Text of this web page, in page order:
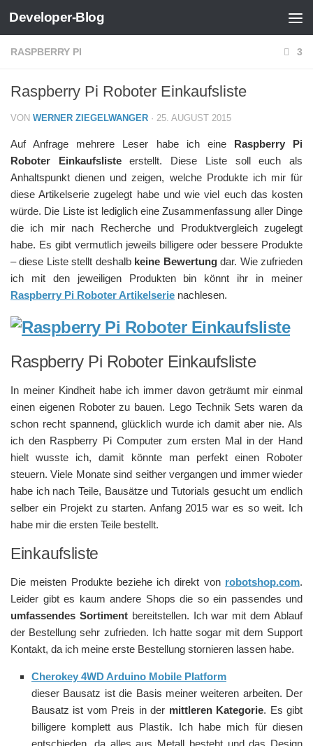
Zum Inhalt springen
Developer-Blog
RASPBERRY PI 3
Raspberry Pi Roboter Einkaufsliste
VON WERNER ZIEGELWANGER · 25. AUGUST 2015
Auf Anfrage mehrere Leser habe ich eine Raspberry Pi
Roboter Einkaufslisteerstellt. Diese Liste soll euch als
Anhaltspunkt dienen und zeigen, welche Produkte ich mir für
diese Artikelserie zugelegt habe und wie viel euch das kosten
würde. Die Liste ist lediglich eine Zusammenfassung aller Dinge
die ich mir nach Recherche und Produktvergleich zugelegt
habe. Es gibt vermutlich jeweils billigere oder bessere Produkte
– diese Liste stellt deshalb keine Bewertungdar. Wie zufrieden
ich mit den jeweiligen Produkten bin könnt ihr in meiner
Raspberry Pi Roboter Artikelserie nachlesen.
Raspberry Pi Roboter Einkaufsliste
In meiner Kindheit habe ich immer davon geträumt mir einmal
einen eigenen Roboter zu bauen. Lego Technik Sets waren da
schon recht spannend, glücklich wurde ich damit aber nie. Als
ich den Raspberry Pi Computer zum ersten Mal in der Hand
hielt wusste ich, damit könnte man perfekt einen Roboter
steuern. Viele Monate sind seither vergangen und immer wieder
habe ich nach Teile, Bausätze und Tutorials gesucht um endlich
selber ein Projekt zu starten. Anfang 2015 war es so weit. Ich
habe mir die ersten Teile bestellt.
Einkaufsliste
Die meisten Produkte beziehe ich direkt von robotshop.com.
Leider gibt es kaum andere Shops die so ein passendes und
umfassendes Sortimentbereitstellen. Ich war mit dem Ablauf
der Bestellung sehr zufrieden. Ich hatte sogar mit dem Support
Kontakt, da ich meine erste Bestellung stornieren lassen habe.
Cherokey 4WD Arduino Mobile Platform
dieser Bausatz ist die Basis meiner weiteren arbeiten. Der
Bausatz ist vom Preis in der mittleren Kategorie. Es gibt
billigere komplett aus Plastik. Ich habe mich für diesen
entschieden. da alles aus Metall besteht und das Design